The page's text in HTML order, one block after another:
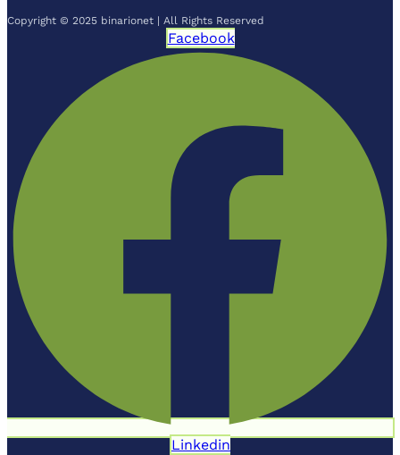
Copyright © 2025 binarionet | All Rights Reserved
Facebook
Linkedin